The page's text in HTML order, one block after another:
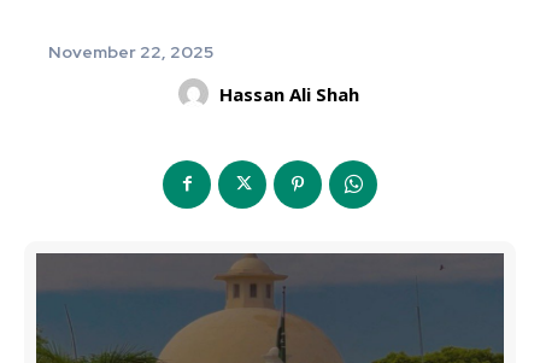
November 22, 2025
Hassan Ali Shah